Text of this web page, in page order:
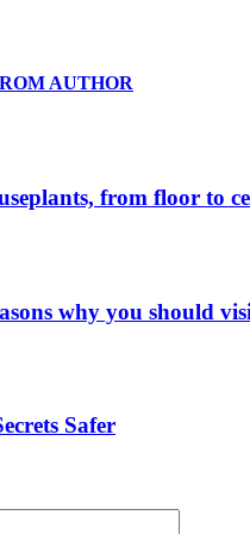
AUTHOR
from floor to
why you should
Safer